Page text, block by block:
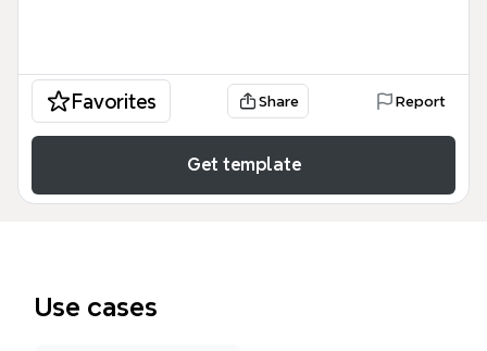
Favorites Share Report
Get template
Use cases